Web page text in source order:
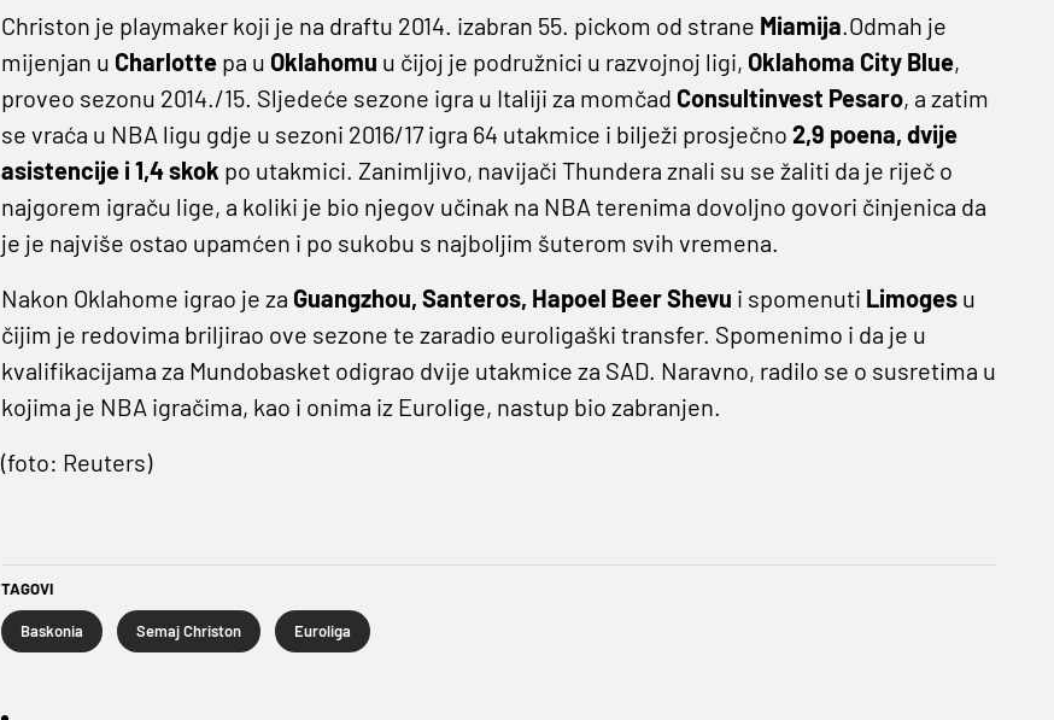
Christon je playmaker koji je na draftu 2014. izabran 55. pickom od strane Miamija.Odmah je
mijenjan u Charlotte pa u Oklahomu u čijoj je podružnici u razvojnoj ligi, Oklahoma City Blue,
proveo sezonu 2014./15. Sljedeće sezone igra u Italiji za momčad Consultinvest Pesaro, a zatim
se vraća u NBA ligu gdje u sezoni 2016/17 igra 64 utakmice i bilježi prosječno 2,9 poena, dvije
asistencije i 1,4 skok po utakmici. Zanimljivo, navijači Thundera znali su se žaliti da je riječ o
najgorem igraču lige, a koliki je bio njegov učinak na NBA terenima dovoljno govori činjenica da
je je najviše ostao upamćen i po sukobu s najboljim šuterom svih vremena.
Nakon Oklahome igrao je za Guangzhou, Santeros, Hapoel Beer Shevu i spomenuti Limogesu
čijim je redovima briljirao ove sezone te zaradio euroligaški transfer. Spomenimo i da je u
kvalifikacijama za Mundobasket odigrao dvije utakmice za SAD. Naravno, radilo se o susretima u
kojima je NBA igračima, kao i onima iz Eurolige, nastup bio zabranjen.
(foto: Reuters)
TAGOVI
Baskonia Semaj Christon Euroliga